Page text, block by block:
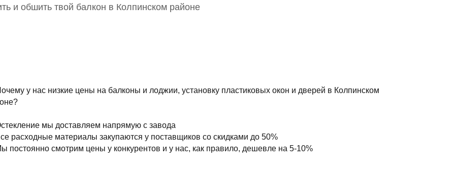
и обшить твой балкон в Колпинском районе
у нас низкие цены на балконы и лоджии, установку пластиковых окон и дверей в Колпинском
мы доставляем напрямую с завода
расходные материалы закупаются у поставщиков со скидками до 50%
постоянно смотрим цены у конкурентов и у нас, как правило, дешевле на 5-10%